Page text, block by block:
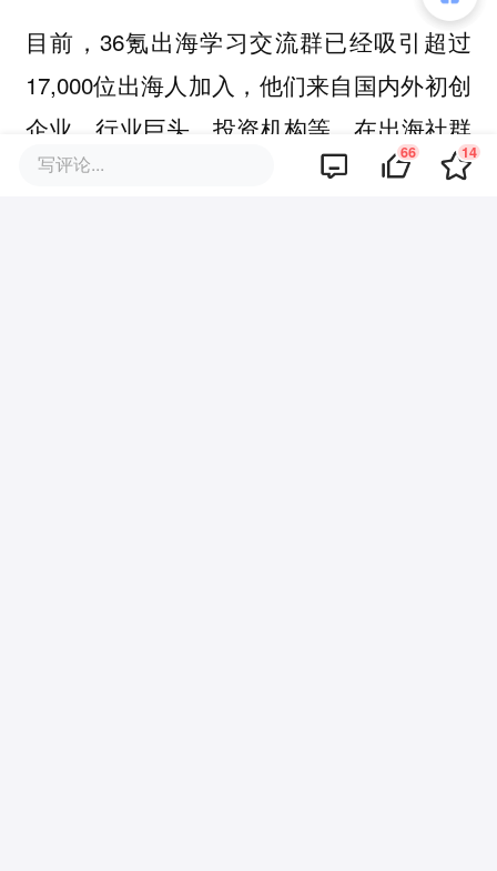
目前，36氪出海学习交流群已经吸引超过
17,000位出海人加入，他们来自国内外初创
企业、行业巨头、投资机构等。在出海社群
里，我们为成员挑选整理每日全球跨境资
写评论... 66 14